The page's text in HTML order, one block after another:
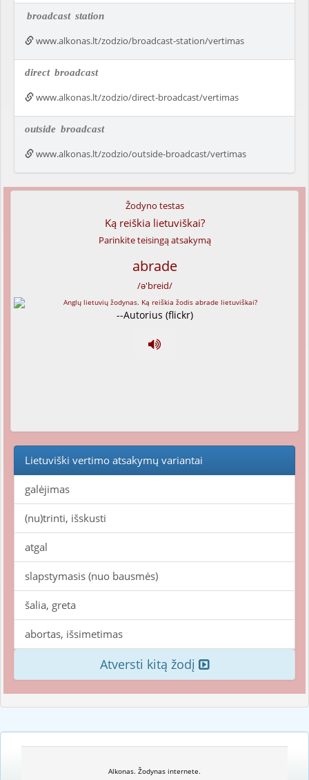
broadcast station
www.alkonas.lt/zodzio/broadcast-station/vertimas
direct broadcast
www.alkonas.lt/zodzio/direct-broadcast/vertimas
outside broadcast
www.alkonas.lt/zodzio/outside-broadcast/vertimas
Žodyno testas
Ką reiškia lietuviškai?
Parinkite teisingą atsakymą
abrade
/ə'breid/
--Autorius (flickr)
Lietuviški vertimo atsakymų variantai
galėjimas
(nu)trinti, išskusti
atgal
slapstymasis (nuo bausmės)
šalia, greta
abortas, išsimetimas
Atversti kitą žodį
Alkonas. Žodynas internete.